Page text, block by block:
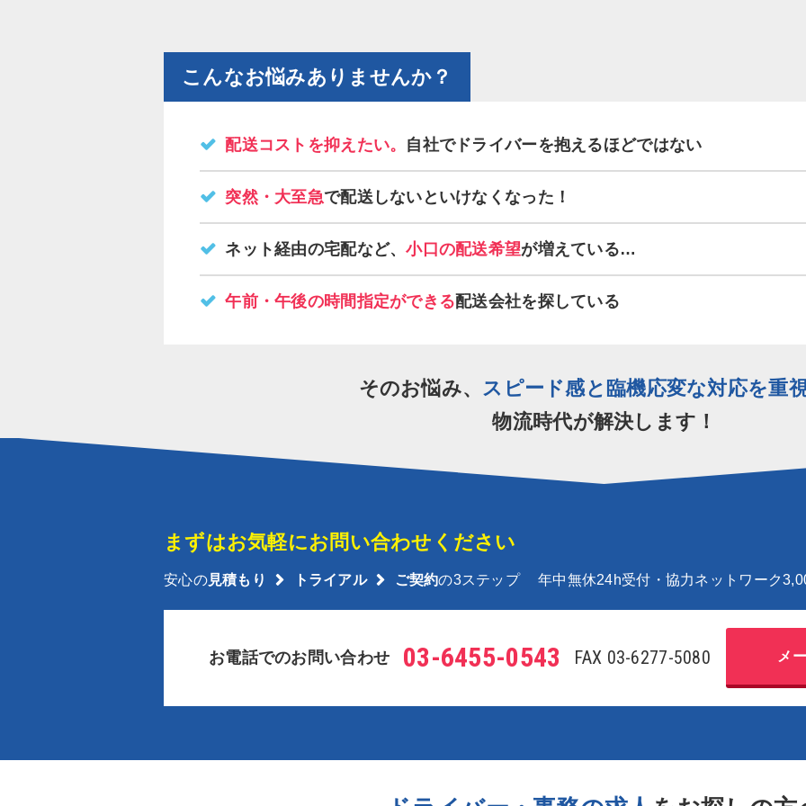
こんなお悩みありませんか？
配送コストを抑えたい。 自社でドライバーを抱えるほどではない
突然・大至急で配送しないといけなくなった！
ネット経由の宅配など、小口の配送希望が増えている…
午前・午後の時間指定ができる配送会社を探している
そのお悩み、 スピード感と臨機応変な対応を重
物流時代が解決します！
まずはお気軽にお問い合わせください
安心の見積もり トライアル ご契約の3ステップ 年中無休24h受付・協力ネットワーク
お電話でのお問い合わせ 03-6455-0543 FAX 03-6277-5080 メ